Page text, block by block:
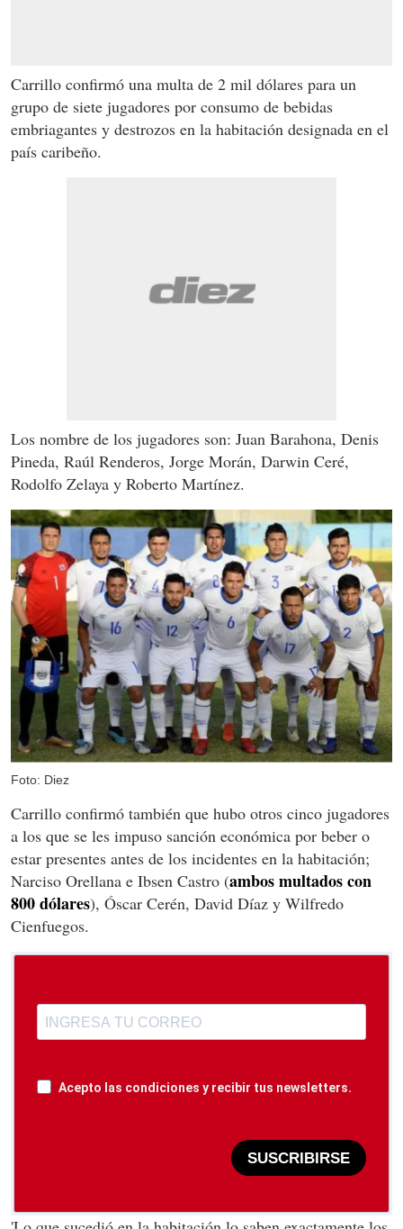
Carrillo confirmó una multa de 2 mil dólares para un
grupo de siete jugadores por consumo de bebidas
embriagantes y destrozos en la habitación designada en el
país caribeño.
Los nombre de los jugadores son: Juan Barahona, Denis
Pineda, Raúl Renderos, Jorge Morán, Darwin Ceré,
Rodolfo Zelaya y Roberto Martínez.
Foto: Diez
Carrillo confirmó también que hubo otros cinco jugadores
a los que se les impuso sanción económica por beber o
estar presentes antes de los incidentes en la habitación;
Narciso Orellana e Ibsen Castro (ambos multados con
800 dólares), Óscar Cerén, David Díaz y Wilfredo
Cienfuegos.
Acepto las condiciones y recibir tus newsletters.
SUSCRIBIRSE